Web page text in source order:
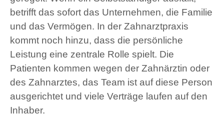
betrifft das sofort das Unternehmen, die Familie
und das Vermögen. In der Zahnarztpraxis
kommt noch hinzu, dass die persönliche
Leistung eine zentrale Rolle spielt. Die
Patienten kommen wegen der Zahnärztin oder
des Zahnarztes, das Team ist auf diese Person
ausgerichtet und viele Verträge laufen auf den
Inhaber.